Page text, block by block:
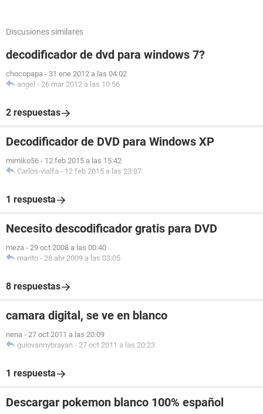
Discusiones similares
decodificador de dvd para windows 7?
chocopapa - 31 ene 2012 a las 04:02
angel - 26 mar 2012 a las 10:56
2 respuestas
Decodificador de DVD para Windows XP
mimiko56 - 12 feb 2015 a las 15:42
Carlos-vialfa - 12 feb 2015 a las 23:07
1 respuesta
Necesito descodificador gratis para DVD
meza - 29 oct 2008 a las 00:40
marito - 28 abr 2009 a las 03:05
8 respuestas
camara digital, se ve en blanco
nena - 27 oct 2011 a las 20:09
guiovannybrayan - 27 oct 2011 a las 20:23
1 respuesta
Descargar pokemon blanco 100% español